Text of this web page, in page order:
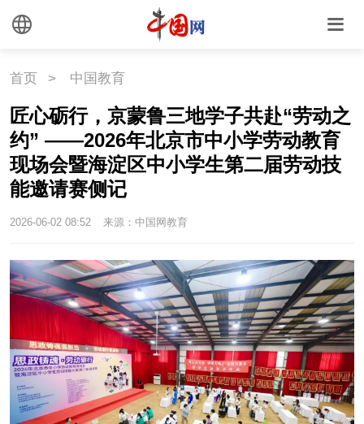
首页 > 中国教育
匠心砺行，京蒙鲁三地学子共赴“劳动之
约” ——2026年北京市中小学劳动教育
现场会暨海淀区中小学生第二届劳动技
能邀请赛侧记
2026-06-02 08:52 来源：中国网教育